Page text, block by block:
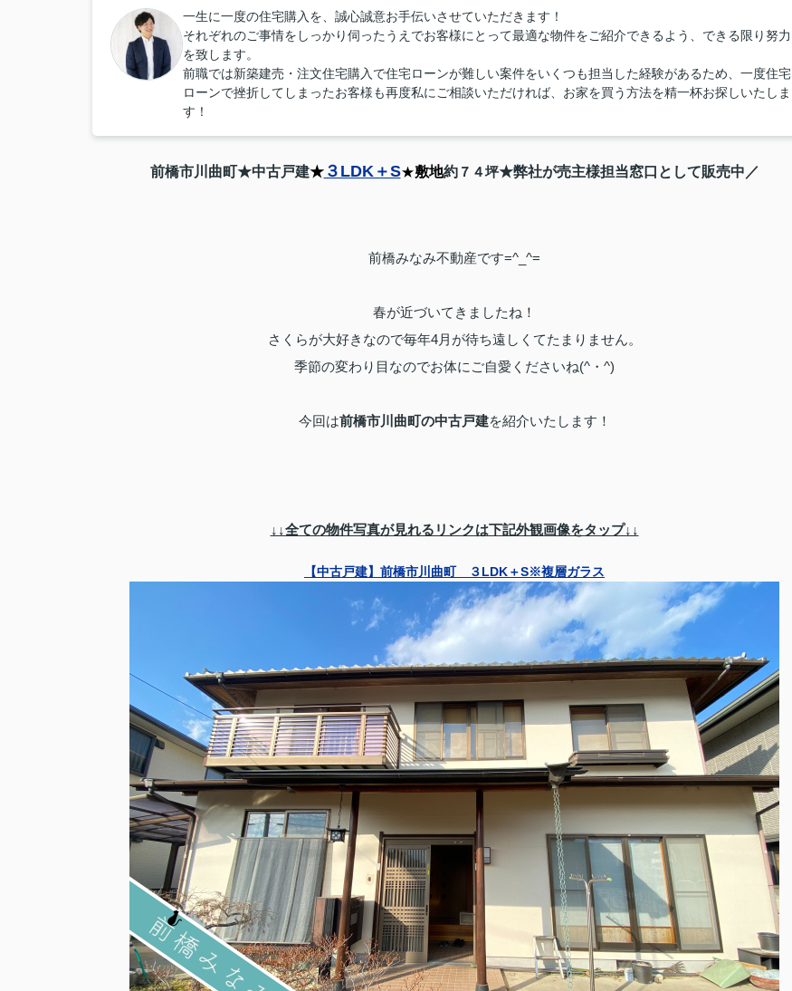
一生に一度の住宅購入を、誠心誠意お手伝いさせていただきます！
それぞれのご事情をしっかり伺ったうえでお客様にとって最適な物件をご紹介できるよう、できる限り努力
を致します。
前職では新築建売・注文住宅購入で住宅ローンが難しい案件をいくつも担当した経験があるため、一度住宅
ローンで挫折してしまったお客様も再度私にご相談いただければ、お家を買う方法を精一杯お探しいたしま
す！
前橋市川曲町★中古戸建★３LDK＋S★敷地約７４坪★弊社が売主様担当窓口として販売中／
前橋みなみ不動産です=^_^=
春が近づいてきましたね！
さくらが大好きなので毎年4月が待ち遠しくてたまりません。
季節の変わり目なのでお体にご自愛くださいね(^・^)
今回は前橋市川曲町の中古戸建を紹介いたします！
↓↓全ての物件写真が見れるリンクは下記外観画像をタップ↓↓
【中古戸建】前橋市川曲町 ３LDK＋S※複層ガラス